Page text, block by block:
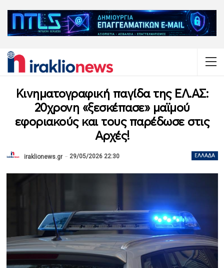
Κινηματογραφική παγίδα της ΕΛ.ΑΣ:
20χρονη «ξεσκέπασε» μαϊμού
εφοριακούς και τους παρέδωσε στις
Αρχές!
ΕΛΛΆΔΑ
iraklionews.gr 29/05/2026 22:30